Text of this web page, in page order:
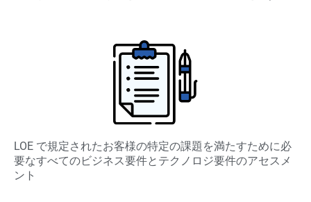
LOE で規定されたお客様の特定の課題を満たすために必
要なすべてのビジネス要件とテクノロジ要件のアセスメ
ント